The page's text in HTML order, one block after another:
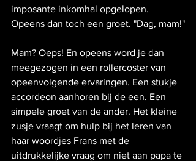
imposante inkomhal opgelopen.
Opeens dan toch een groet. "Dag, mam!"
Mam? Oeps! En opeens word je dan
meegezogen in een rollercoster van
opeenvolgende ervaringen. Een stukje
accordeon aanhoren bij de een. Een
simpele groet van de ander. Het kleine
zusje vraagt om hulp bij het leren van
haar woordjes Frans met de
uitdrukkelijke vraag om niet aan papa te